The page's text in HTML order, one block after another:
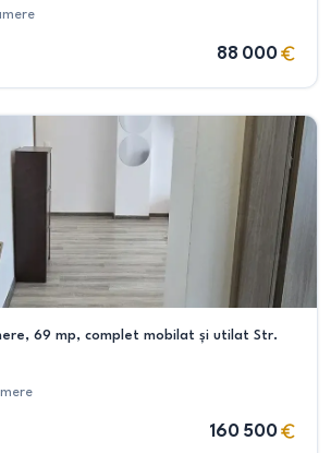
88 000
69 mp, complet mobilat și utilat Str.
160 500